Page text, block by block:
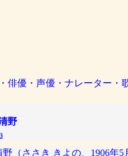
俳優・声優・ナレーター・
野
（ささき きよの、1906年5